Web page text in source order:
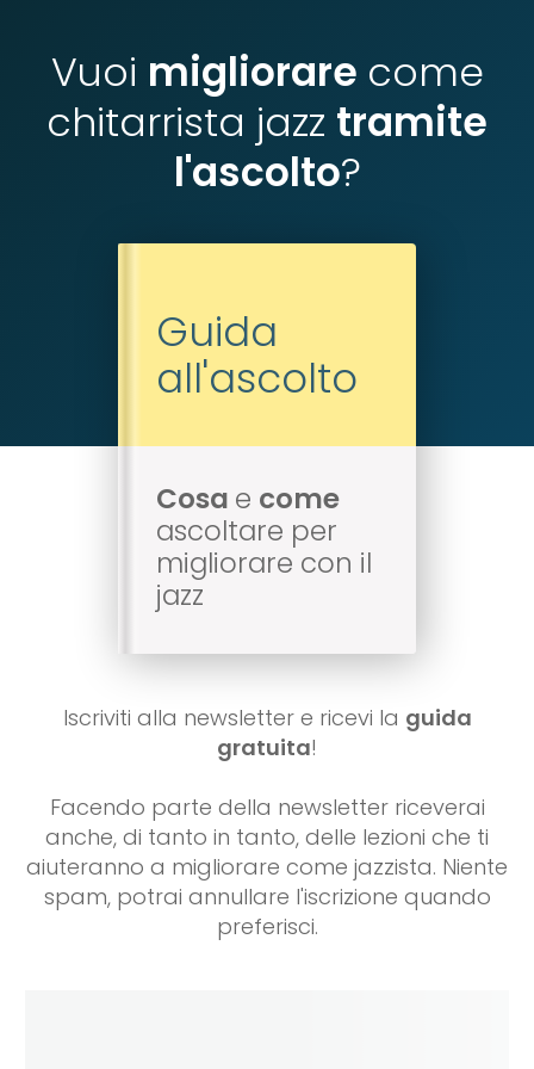
Vuoi migliorare come
chitarrista jazz tramite
l'ascolto?
Guida
all'ascolto
Cosa e come
ascoltare per
migliorare con il
jazz
Iscriviti alla newsletter e ricevi la guida
gratuita!
Facendo parte della newsletter riceverai
anche, di tanto in tanto, delle lezioni che ti
aiuteranno a migliorare come jazzista. Niente
spam, potrai annullare l'iscrizione quando
preferisci.